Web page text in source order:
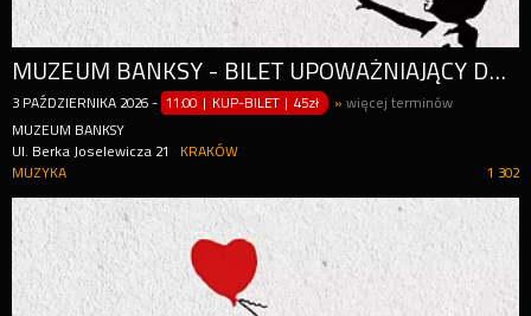
MUZEUM BANKSY - BILET UPOWAŻNIAJĄCY DO WEJŚCIA W CIĄGU CAŁEGO DNIA (OD GODZ. 11:00)
3 PAŹDZIERNIKA 2026 - 11:00 | KUP-BILET |45zł »więcej terminów
MUZEUM BANKSY
Ul. Berka Joselewicza 21
KRAKÓW
1 302
MUZYKA